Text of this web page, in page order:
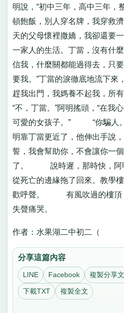
明說，“初中三年，高中三年，
頓飽飯，別人穿名牌，我穿救
天的父母懷裡撒嬌，我卻還要
一家人的生活。丁當，沒有什
信我，什麼關都能過得去，
要我。”丁當的淚徹底地流下來
趕我出門，我媽養不起我，
“不，丁當。”阿明搖頭，“在我
可愛的女孩子。” “你騙人
明靠丁當更近了，他伸出手說
誓，我會幫助你，不會讓你
了。 說時遲，那時快，阿
從死亡的邊緣拖了回來。教學
歡呼聲。 有風吹過的樓頂，
失聲痛哭。
作者：水果湖二中初二（
分享這篇內容
LINE Facebook 複製分享
下載TXT 複製全文